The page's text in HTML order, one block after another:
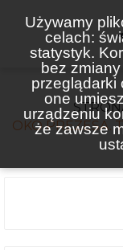
Używamy
celach:
statystyk.
bez
przeglądarki
one
urządzeniu
że zawsze
OKO PREZESA.